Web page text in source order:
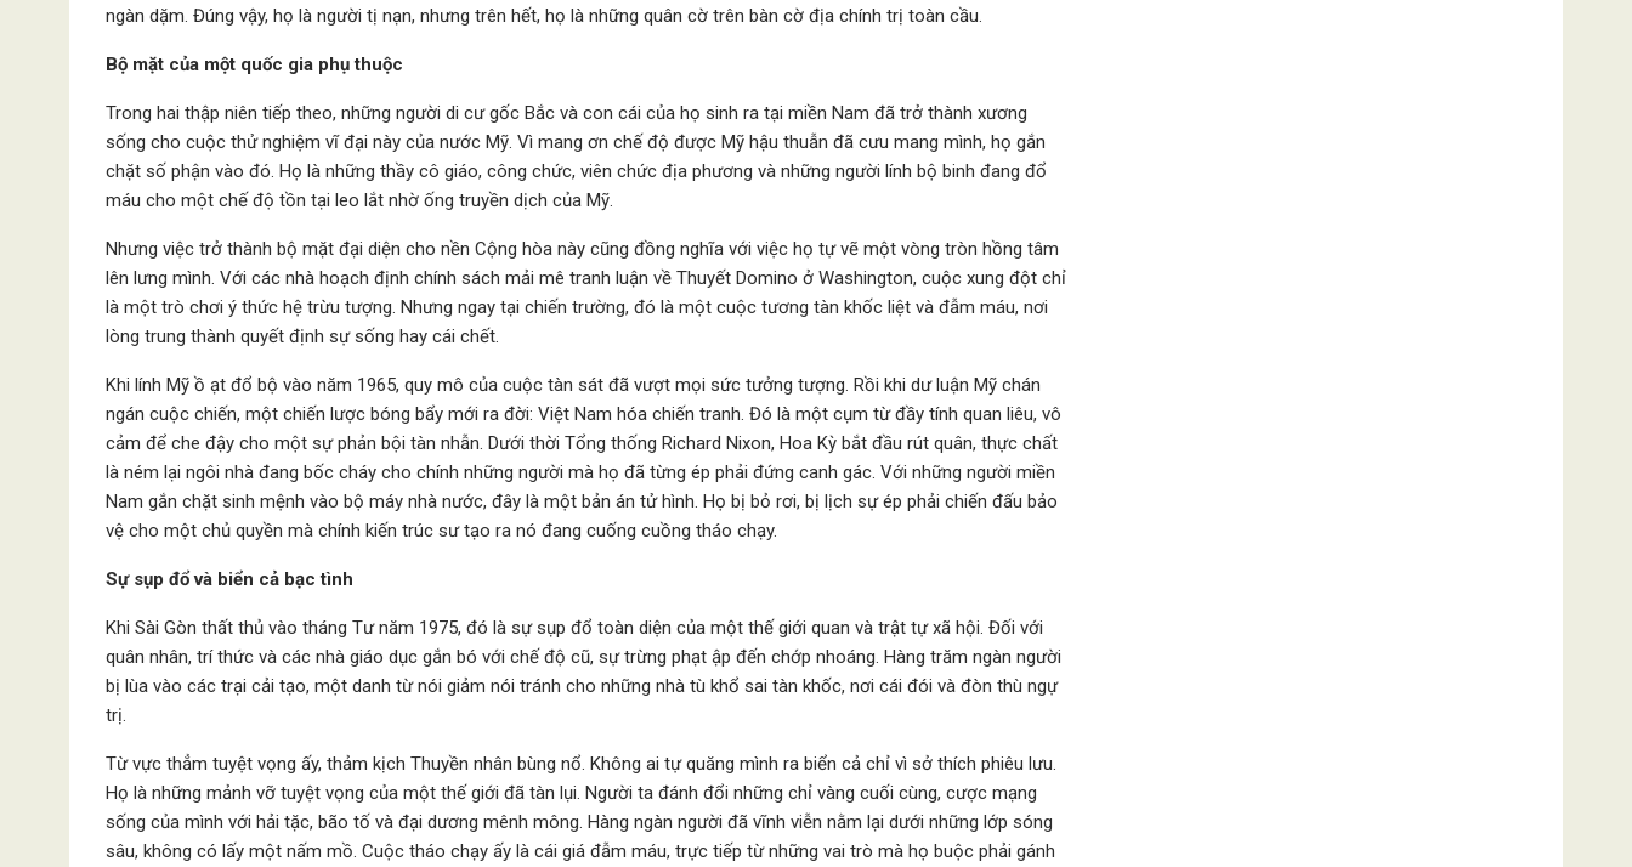
ngàn dặm. Đúng vậy, họ là người tị nạn, nhưng trên hết, họ là những quân cờ trên bàn cờ địa chính trị toàn cầu.
Bộ mặt của một quốc gia phụ thuộc
Trong hai thập niên tiếp theo, những người di cư gốc Bắc và con cái của họ sinh ra tại miền Nam đã trở thành xương
sống cho cuộc thử nghiệm vĩ đại này của nước Mỹ. Vì mang ơn chế độ được Mỹ hậu thuẫn đã cưu mang mình, họ gắn
chặt số phận vào đó. Họ là những thầy cô giáo, công chức, viên chức địa phương và những người lính bộ binh đang đổ
máu cho một chế độ tồn tại leo lắt nhờ ống truyền dịch của Mỹ.
Nhưng việc trở thành bộ mặt đại diện cho nền Cộng hòa này cũng đồng nghĩa với việc họ tự vẽ một vòng tròn hồng tâm
lên lưng mình. Với các nhà hoạch định chính sách mải mê tranh luận về Thuyết Domino ở Washington, cuộc xung đột chỉ
là một trò chơi ý thức hệ trừu tượng. Nhưng ngay tại chiến trường, đó là một cuộc tương tàn khốc liệt và đẫm máu, nơi
lòng trung thành quyết định sự sống hay cái chết.
Khi lính Mỹ ồ ạt đổ bộ vào năm 1965, quy mô của cuộc tàn sát đã vượt mọi sức tưởng tượng. Rồi khi dư luận Mỹ chán
ngán cuộc chiến, một chiến lược bóng bẩy mới ra đời: Việt Nam hóa chiến tranh. Đó là một cụm từ đầy tính quan liêu, vô
cảm để che đậy cho một sự phản bội tàn nhẫn. Dưới thời Tổng thống Richard Nixon, Hoa Kỳ bắt đầu rút quân, thực chất
là ném lại ngôi nhà đang bốc cháy cho chính những người mà họ đã từng ép phải đứng canh gác. Với những người miền
Nam gắn chặt sinh mệnh vào bộ máy nhà nước, đây là một bản án tử hình. Họ bị bỏ rơi, bị lịch sự ép phải chiến đấu bảo
vệ cho một chủ quyền mà chính kiến trúc sư tạo ra nó đang cuống cuồng tháo chạy.
Sự sụp đổ và biển cả bạc tình
Khi Sài Gòn thất thủ vào tháng Tư năm 1975, đó là sự sụp đổ toàn diện của một thế giới quan và trật tự xã hội. Đối với
quân nhân, trí thức và các nhà giáo dục gắn bó với chế độ cũ, sự trừng phạt ập đến chớp nhoáng. Hàng trăm ngàn người
bị lùa vào các trại cải tạo, một danh từ nói giảm nói tránh cho những nhà tù khổ sai tàn khốc, nơi cái đói và đòn thù ngự
trị.
Từ vực thẳm tuyệt vọng ấy, thảm kịch Thuyền nhân bùng nổ. Không ai tự quăng mình ra biển cả chỉ vì sở thích phiêu lưu.
Họ là những mảnh vỡ tuyệt vọng của một thế giới đã tàn lụi. Người ta đánh đổi những chỉ vàng cuối cùng, cược mạng
sống của mình với hải tặc, bão tố và đại dương mênh mông. Hàng ngàn người đã vĩnh viễn nằm lại dưới những lớp sóng
sâu, không có lấy một nấm mồ. Cuộc tháo chạy ấy là cái giá đẫm máu, trực tiếp từ những vai trò mà họ buộc phải gánh